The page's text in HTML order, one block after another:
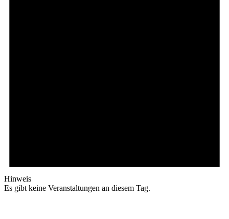
Hinweis
Es gibt keine Veranstaltungen an diesem Tag.